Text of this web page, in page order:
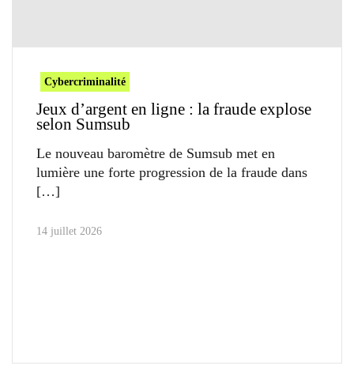
Cybercriminalité
Jeux d’argent en ligne : la fraude explose
selon Sumsub
Le nouveau baromètre de Sumsub met en
lumière une forte progression de la fraude dans
14 juillet 2026